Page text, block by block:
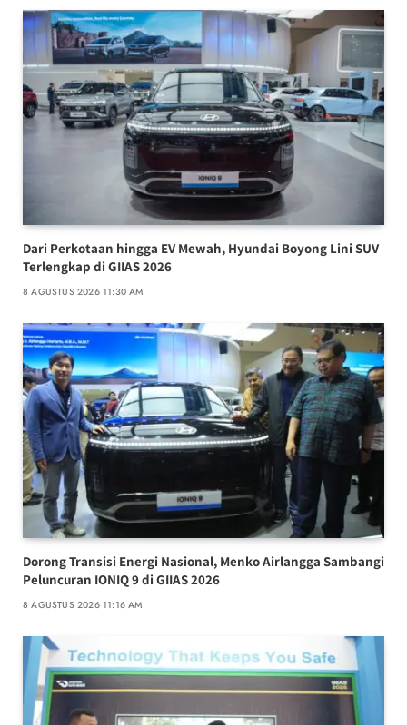
Dari Perkotaan hingga EV Mewah, Hyundai Boyong Lini SUV
Terlengkap di GIIAS 2026
8 AGUSTUS 2026 11:30 AM
Dorong Transisi Energi Nasional, Menko Airlangga Sambangi
Peluncuran IONIQ 9 di GIIAS 2026
8 AGUSTUS 2026 11:16 AM